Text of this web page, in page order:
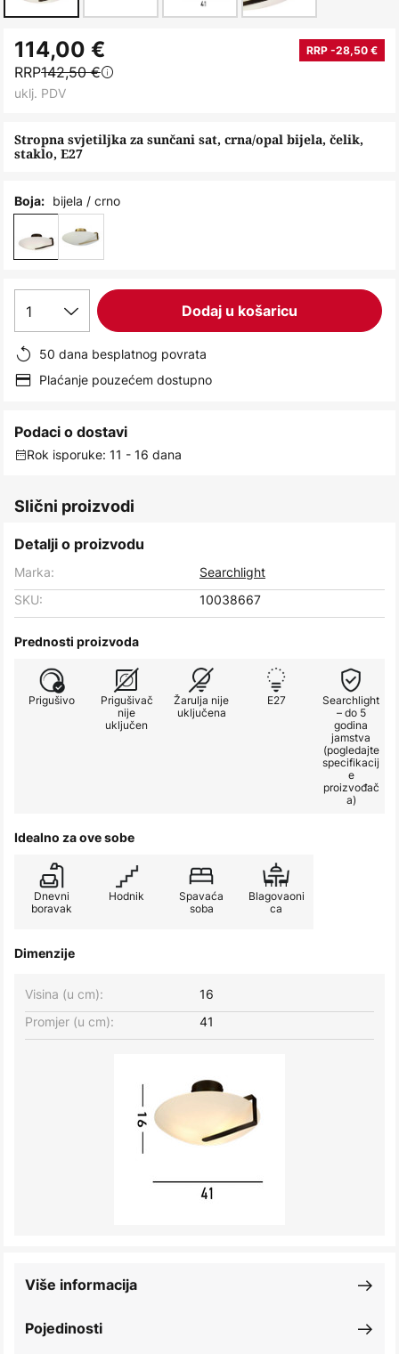
to
the
beginning
the
images
Stropna svjetiljka za sunčani sat, crna/opal bijela, čelik,
staklo, E27
114,00 € RRP -28,50 €
RRP142,50 €
uklj. PDV
Boja: bijela / crno
1 Dodaj u košaricu
50 dana besplatnog povrata
Plaćanje pouzećem dostupno
Podaci o dostavi
Rok isporuke: 11 - 16 dana
Slični proizvodi
Detalji o proizvodu
Marka:
Searchlight
SKU:
10038667
Prednosti proizvoda
Prigušivo
Prigušivač
nije
uključen
Žarulja nije
uključena
E27
Searchlight
– do 5
godina
jamstva
(pogledajte
specifikacij
e
proizvođač
a)
Idealno za ove sobe
Dnevni
boravak
Hodnik
Spavaća
soba
Blagovaoni
ca
Dimenzije
Visina (u cm):
16
Promjer (u cm):
41
Pojedinosti
Više informacija